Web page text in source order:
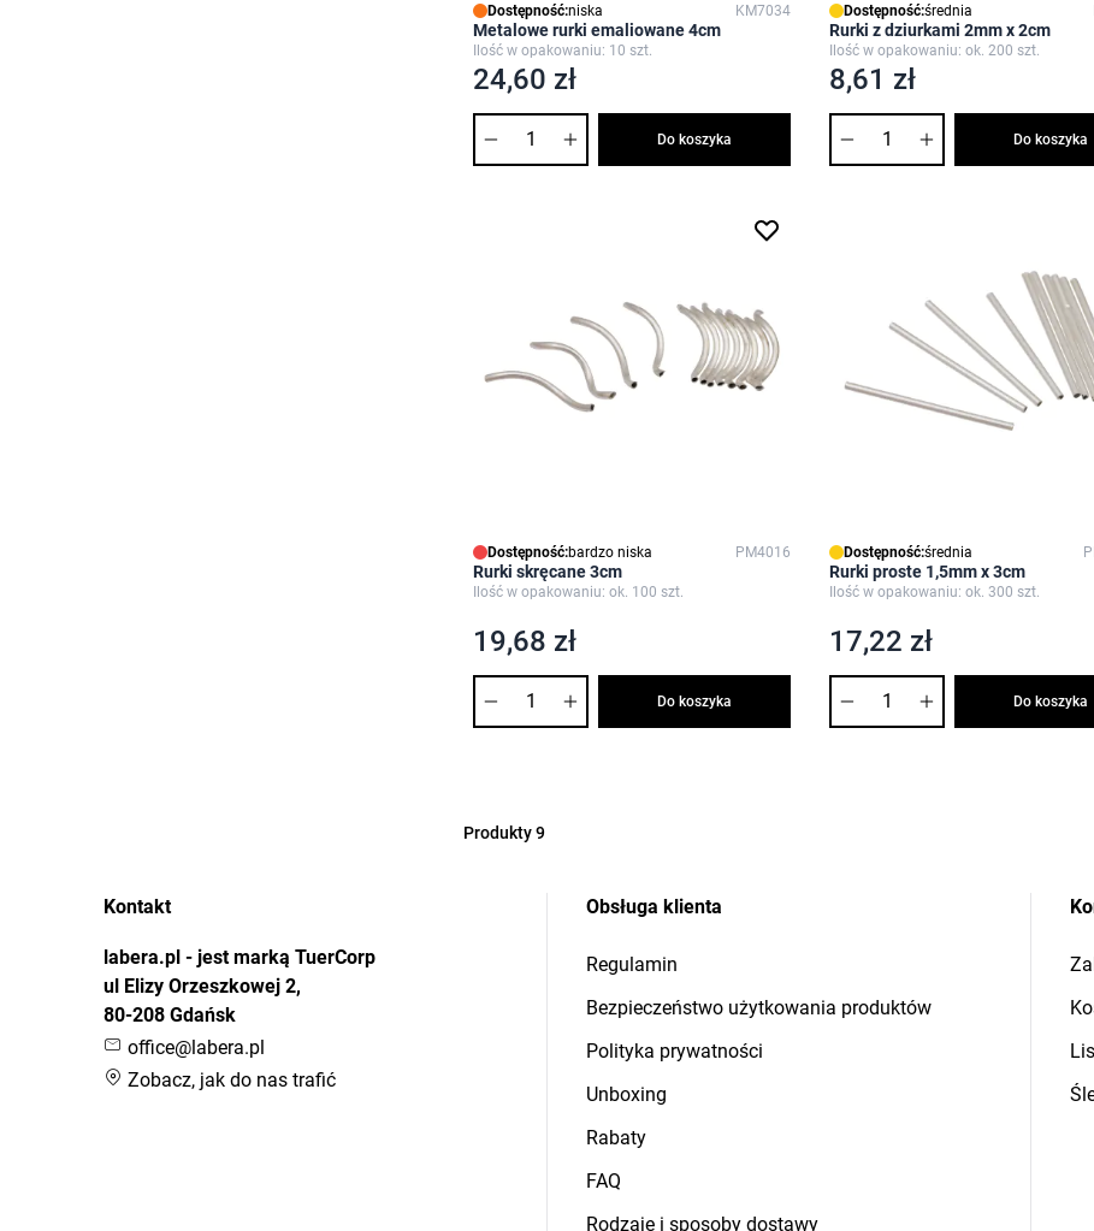
Dostępność:niska KM7034
Metalowe rurki emaliowane 4cm
Ilość w opakowaniu: 10 szt.
24,60 zł
Do koszyka
Dostępność:średnia
Rurki z dziurkami 2mm x 2cm
Ilość w opakowaniu: ok. 200 szt.
8,61 zł
Do koszyka
Dostępność:bardzo niska PM4016
Rurki skręcane 3cm
Ilość w opakowaniu: ok. 100 szt.
19,68 zł
Do koszyka
Dostępność:średnia
Rurki proste 1,5mm x 3cm
Ilość w opakowaniu: ok. 300 szt.
17,22 zł
Do koszyka
Produkty9
Kontakt
labera.pl - jest marką TuerCorp
ul Elizy Orzeszkowej 2,
80-208 Gdańsk
office@labera.pl
Zobacz, jak do nas trafić
Obsługa klienta
Regulamin
Bezpieczeństwo użytkowania produktów
Polityka prywatności
Unboxing
Rabaty
FAQ
Rodzaje i sposoby dostawy